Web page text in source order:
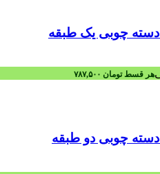
چوبی یک طبقه
هر قسطتومان
چوبی دو طبقه